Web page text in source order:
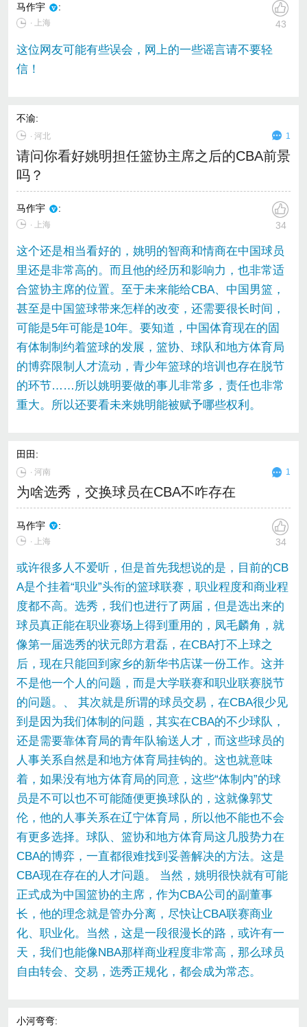
马作宇 :
∙ 上海 43
这位网友可能有些误会，网上的一些谣言请不要轻
信！
不渝:
∙河北 1
请问你看好姚明担任篮协主席之后的CBA前景
吗？
马作宇 :
∙ 上海 34
这个还是相当看好的，姚明的智商和情商在中国球员
里还是非常高的。而且他的经历和影响力，也非常适
合篮协主席的位置。至于未来能给CBA、中国男篮，
甚至是中国篮球带来怎样的改变，还需要很长时间，
可能是5年可能是10年。要知道，中国体育现在的固
有体制制约着篮球的发展，篮协、球队和地方体育局
的博弈限制人才流动，青少年篮球的培训也存在脱节
的环节……所以姚明要做的事儿非常多，责任也非常
重大。所以还要看未来姚明能被赋予哪些权利。
田田 :
∙河南 1
为啥选秀，交换球员在CBA不咋存在
马作宇 :
∙ 上海 34
或许很多人不爱听，但是首先我想说的是，目前的CB
A是个挂着“职业”头衔的篮球联赛，职业程度和商业程
度都不高。选秀，我们也进行了两届，但是选出来的
球员真正能在职业赛场上得到重用的，凤毛麟角，就
像第一届选秀的状元郎方君磊，在CBA打不上球之
后，现在只能回到家乡的新华书店谋一份工作。这并
不是他一个人的问题，而是大学联赛和职业联赛脱节
的问题。、 其次就是所谓的球员交易，在CBA很少见
到是因为我们体制的问题，其实在CBA的不少球队，
还是需要靠体育局的青年队输送人才，而这些球员的
人事关系自然是和地方体育局挂钩的。这也就意味
着，如果没有地方体育局的同意，这些“体制内”的球
员是不可以也不可能随便更换球队的，这就像郭艾
伦，他的人事关系在辽宁体育局，所以他不能也不会
有更多选择。球队、篮协和地方体育局这几股势力在
CBA的博弈，一直都很难找到妥善解决的方法。这是
CBA现在存在的人才问题。 当然，姚明很快就有可能
正式成为中国篮协的主席，作为CBA公司的副董事
长，他的理念就是管办分离，尽快让CBA联赛商业
化、职业化。当然，这是一段很漫长的路，或许有一
天，我们也能像NBA那样商业程度非常高，那么球员
自由转会、交易，选秀正规化，都会成为常态。
小河弯弯: